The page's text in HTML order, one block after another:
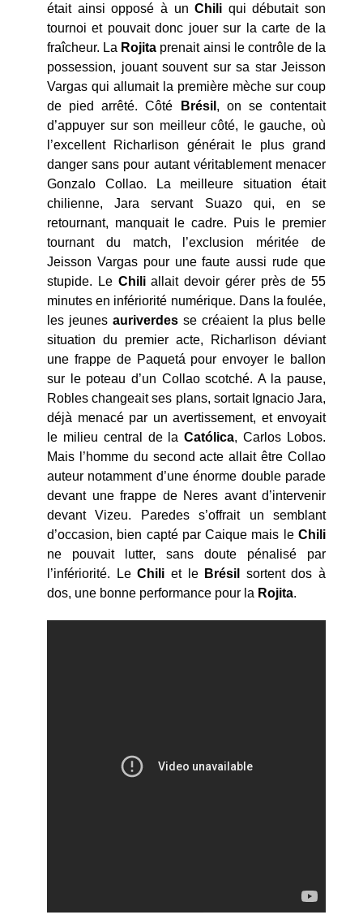
était ainsi opposé à unChili qui débutait son
tournoi et pouvait donc jouer sur la carte de la
fraîcheur. La Rojita prenait ainsi le contrôle de la
possession, jouant souvent sur sa star Jeisson
Vargas qui allumait la première mèche sur coup
de pied arrêté. Côté
Brésil , on se contentait
d’appuyer sur son meilleur côté, le gauche, où
l’excellent Richarlison générait le plus grand
danger sans pour autant véritablement menacer
Gonzalo Collao. La meilleure situation était
chilienne, Jara servant Suazo qui, en se
retournant, manquait le cadre. Puis le premier
tournant du match, l’exclusion méritée de
Jeisson Vargas pour une faute aussi rude que
stupide. Le Chiliallait devoir gérer près de 55
minutes en infériorité numérique. Dans la foulée,
les jeunes auriverdes se créaient la plus belle
situation du premier acte, Richarlison déviant
une frappe de Paquetá pour envoyer le ballon
sur le poteau d’un Collao scotché. A la pause,
Robles changeait ses plans, sortait Ignacio Jara,
déjà menacé par un avertissement, et envoyait
le milieu central de laCatólica, Carlos Lobos.
Mais l’homme du second acte allait être Collao
auteur notamment d’une énorme double parade
devant une frappe de Neres avant d’intervenir
devant Vizeu. Paredes s’offrait un semblant
d’occasion, bien capté par Caique mais le Chili
ne pouvait lutter, sans doute pénalisé par
l’infériorité. LeChili et le Brésil
sortent dos à
dos, une bonne performance pour la Rojita.